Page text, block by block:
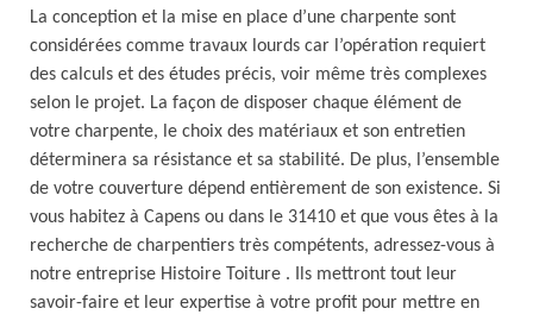
La conception et la mise en place d’une charpente sont
considérées comme travaux lourds car l’opération requiert
des calculs et des études précis, voir même très complexes
selon le projet. La façon de disposer chaque élément de
votre charpente, le choix des matériaux et son entretien
déterminera sa résistance et sa stabilité. De plus, l’ensemble
de votre couverture dépend entièrement de son existence. Si
vous habitez à Capens ou dans le 31410 et que vous êtes à la
recherche de charpentiers très compétents, adressez-vous à
notre entreprise Histoire Toiture . Ils mettront tout leur
savoir-faire et leur expertise à votre profit pour mettre en